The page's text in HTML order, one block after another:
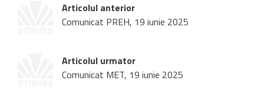
Articolul anterior
Comunicat PREH, 19 iunie 2025
Articolul urmator
Comunicat MET, 19 iunie 2025